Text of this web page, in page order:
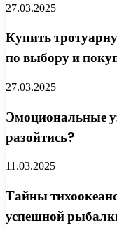
27.03.2025
Купить
по выбору и
27.03.2025
Эмоциональные
разойтись?
11.03.2025
Тайны
успешной